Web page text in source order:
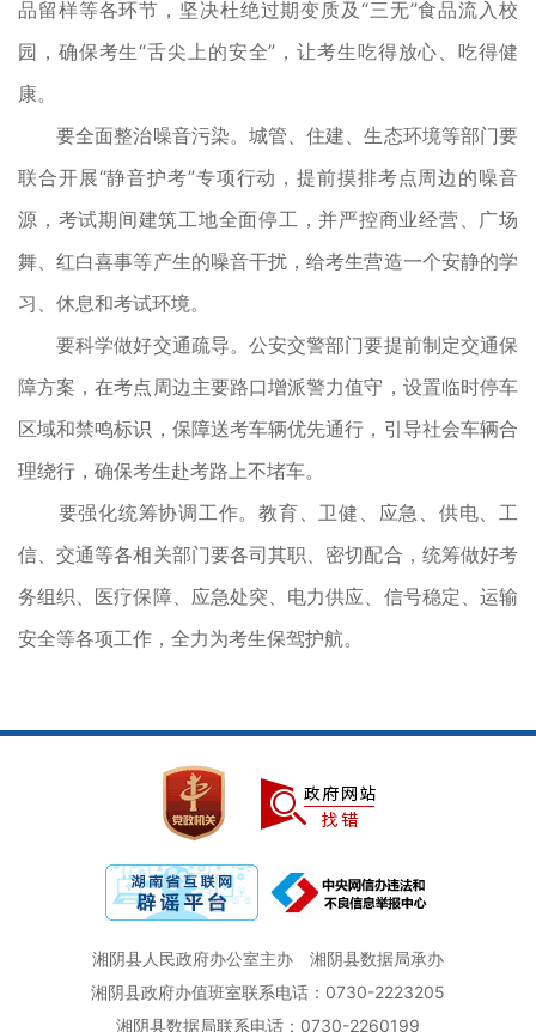
品留样等各环节，坚决杜绝过期变质及“三无”食品流入校
园，确保考生“舌尖上的安全”，让考生吃得放心、吃得健
康。
要全面整治噪音污染。城管、住建、生态环境等部门要
联合开展“静音护考”专项行动，提前摸排考点周边的噪音
源，考试期间建筑工地全面停工，并严控商业经营、广场
舞、红白喜事等产生的噪音干扰，给考生营造一个安静的学
习、休息和考试环境。
要科学做好交通疏导。公安交警部门要提前制定交通保
障方案，在考点周边主要路口增派警力值守，设置临时停车
区域和禁鸣标识，保障送考车辆优先通行，引导社会车辆合
理绕行，确保考生赴考路上不堵车。
要强化统筹协调工作。教育、卫健、应急、供电、工
信、交通等各相关部门要各司其职、密切配合，统筹做好考
务组织、医疗保障、应急处突、电力供应、信号稳定、运输
安全等各项工作，全力为考生保驾护航。
湘阴县人民政府办公室主办
湘阴县数据局承办
湘阴县政府办值班室联系电话：0730-2223205
湘阴县数据局联系电话：0730-2260199